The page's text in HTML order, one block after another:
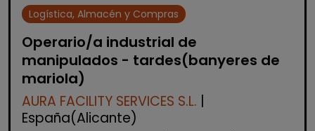
Logística, Almacén y Compras
Operario/a industrial de
manipulados - tardes(banyeres de
mariola)
AURA FACILITY SERVICES S.L.
España(Alicante)